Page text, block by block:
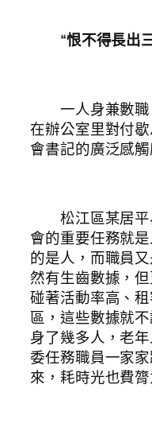
“恨不得長出
一人身兼數職
在辦公室里對付
會書記的廣泛感觸
松江區某居平
會的重要任務就
的是人，而職員
然有生齒數據，
碰著活動率高、
區，這些數據就
身了幾多人，老
委任務職員一家
來，耗時光也費膂